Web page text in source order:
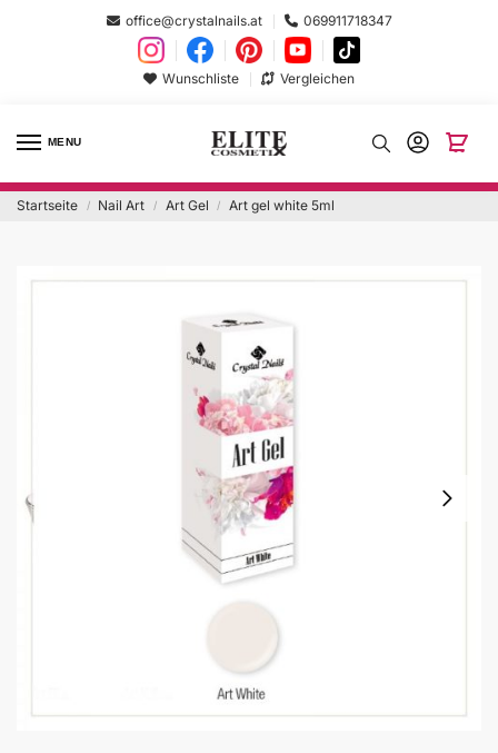
office@crystalnails.at 069911718347
Wunschliste Vergleichen
MENU
Startseite / Nail Art / Art Gel / Art gel white 5ml